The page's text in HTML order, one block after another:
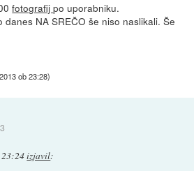
fotografijpo uporabniku.
danes NA SREČO še niso naslikali. Še
ob 23:28)
23:24izjavil: